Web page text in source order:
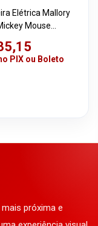
Elétrica Mallory
Mouse
220V 1200W
PIX ou Boleto
próxima e